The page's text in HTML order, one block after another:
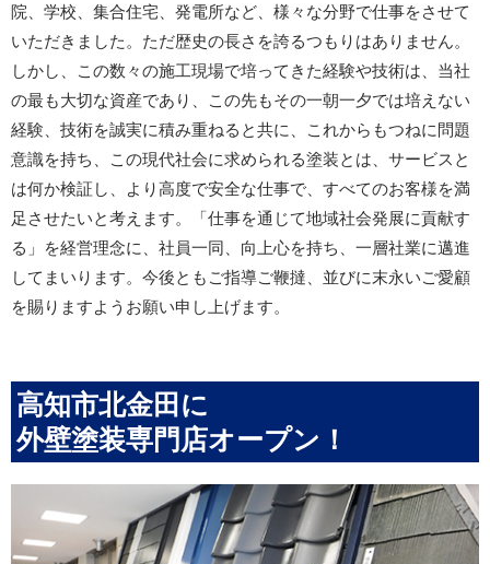
院、学校、集合住宅、発電所など、様々な分野で仕事をさせて
いただきました。ただ歴史の長さを誇るつもりはありません。
しかし、この数々の施工現場で培ってきた経験や技術は、当社
の最も大切な資産であり、この先もその一朝一夕では培えない
経験、技術を誠実に積み重ねると共に、これからもつねに問題
意識を持ち、この現代社会に求められる塗装とは、サービスと
は何か検証し、より高度で安全な仕事で、すべてのお客様を満
足させたいと考えます。「仕事を通じて地域社会発展に貢献す
る」を経営理念に、社員一同、向上心を持ち、一層社業に邁進
してまいります。今後ともご指導ご鞭撻、並びに末永いご愛顧
を賜りますようお願い申し上げます。
高知市北金田に
外壁塗装専門店オープン！